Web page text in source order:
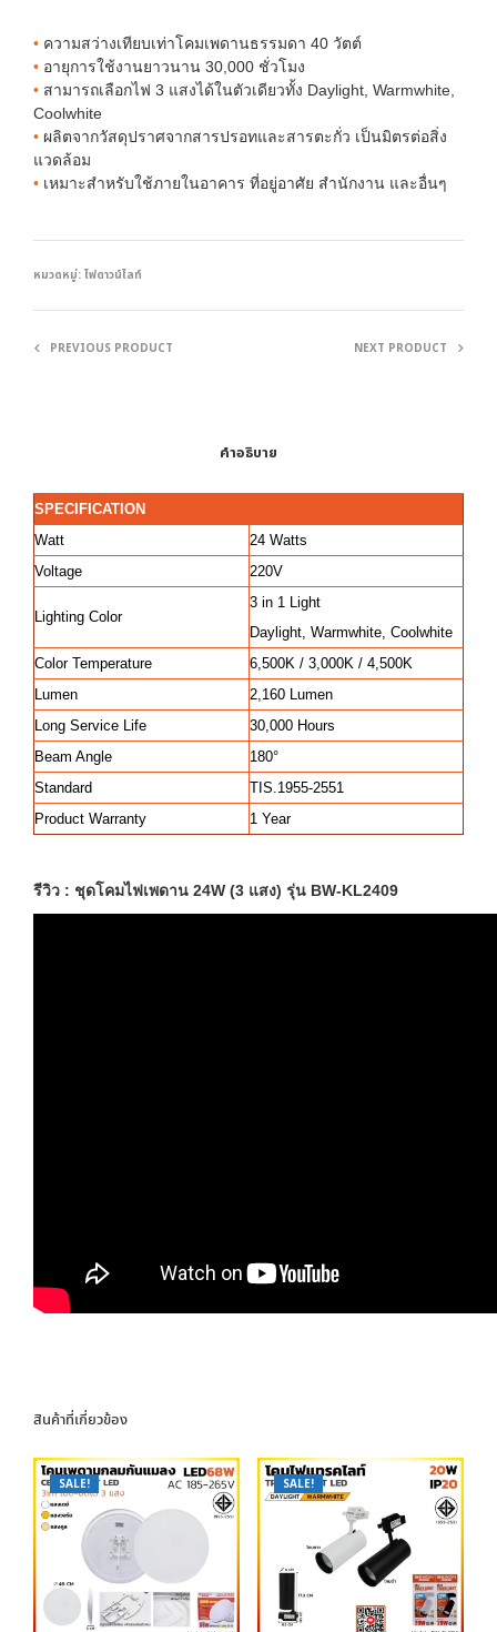
• ความสว่างเทียบเท่าโคมเพดานธรรมดา 40 วัตต์
• อายุการใช้งานยาวนาน 30,000 ชั่วโมง
• สามารถเลือกไฟ 3 แสงได้ในตัวเดียวทั้ง Daylight, Warmwhite,
Coolwhite
• ผลิตจากวัสดุปราศจากสารปรอทและสารตะกั่ว เป็นมิตรต่อสิ่ง
แวดล้อม
• เหมาะสำหรับใช้ภายในอาคาร ที่อยู่อาศัย สำนักงาน และอื่นๆ
หมวดหมู่:ไฟดาวน์ไลท์
PREVIOUS PRODUCT NEXT PRODUCT
คำอธิบาย
SPECIFICATION
Watt
24 Watts
Voltage
220V
Lighting Color
3 in 1 Light
Daylight, Warmwhite, Coolwhite
Color Temperature
6,500K / 3,000K / 4,500K
Lumen
2,160 Lumen
Long Service Life
30,000 Hours
Beam Angle
180°
Standard
TIS.1955-2551
Product Warranty
1 Year
รีวิว : ชุดโคมไฟเพดาน 24W (3 แสง) รุ่น BW-KL2409
สินค้าที่เกี่ยวข้อง
SALE! SALE!